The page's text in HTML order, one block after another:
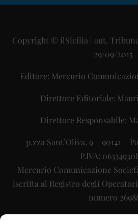
Copyright © ilSicilia | aut.
29/09/2015
Editore: Mercurio
Direttore Editoriale:
Direttore Responsabile:
p.zza Sant’Oliva, 9 – 90141 –
P.IVA:
Mercurio Comunicazione
iscritta al Registro degli
numero